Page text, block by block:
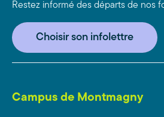
Restez informé des départs de nos
Choisir son infolettre
Campus de Montmagny